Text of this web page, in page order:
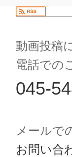
動画投稿
電話での
045-
メールで
お問い合